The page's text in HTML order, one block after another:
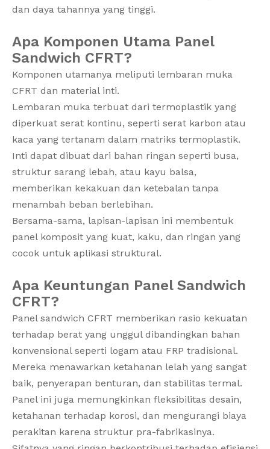
dan daya tahannya yang tinggi.
Apa Komponen Utama Panel
Sandwich CFRT?
Komponen utamanya meliputi lembaran muka
CFRT dan material inti.
Lembaran muka terbuat dari termoplastik yang
diperkuat serat kontinu, seperti serat karbon atau
kaca yang tertanam dalam matriks termoplastik.
Inti dapat dibuat dari bahan ringan seperti busa,
struktur sarang lebah, atau kayu balsa,
memberikan kekakuan dan ketebalan tanpa
menambah beban berlebihan.
Bersama-sama, lapisan-lapisan ini membentuk
panel komposit yang kuat, kaku, dan ringan yang
cocok untuk aplikasi struktural.
Apa Keuntungan Panel Sandwich
CFRT?
Panel sandwich CFRT memberikan rasio kekuatan
terhadap berat yang unggul dibandingkan bahan
konvensional seperti logam atau FRP tradisional.
Mereka menawarkan ketahanan lelah yang sangat
baik, penyerapan benturan, dan stabilitas termal.
Panel ini juga memungkinkan fleksibilitas desain,
ketahanan terhadap korosi, dan mengurangi biaya
perakitan karena struktur pra-fabrikasinya.